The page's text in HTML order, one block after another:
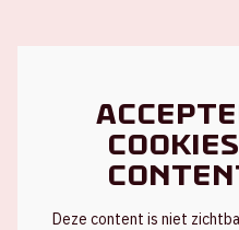
Deze content is niet